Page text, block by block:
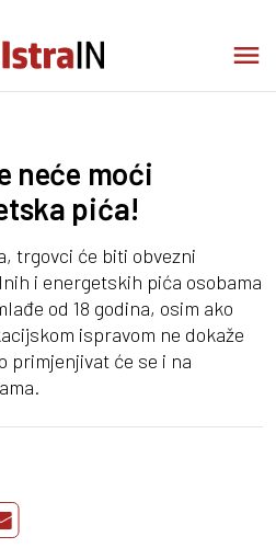
neće moći
pića!
trgovci će biti obvezni
i energetskih pića osobama
od 18 godina, osim ako
ispravom ne dokaže
primjenjivat će se i na